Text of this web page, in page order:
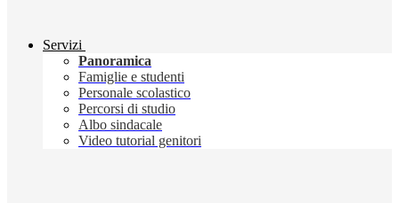
Servizi
Panoramica
Famiglie e studenti
Personale scolastico
Percorsi di studio
Albo sindacale
Video tutorial genitori